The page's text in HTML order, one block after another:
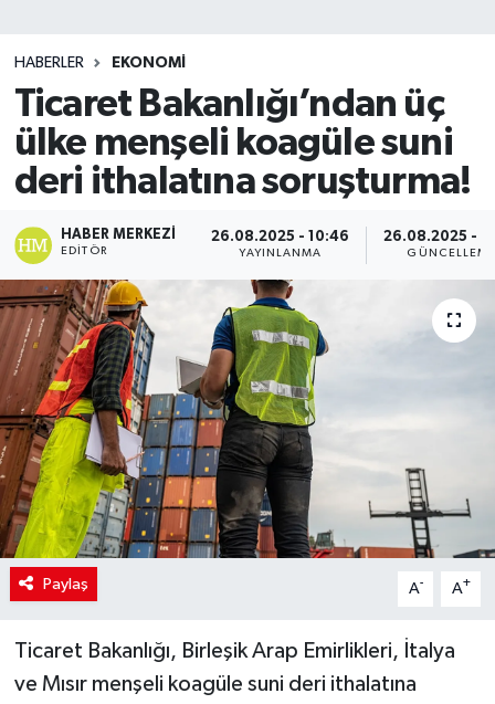
HABERLER EKONOMİ
Ticaret Bakanlığı’ndan üç
ülke menşeli koagüle suni
deri ithalatına soruşturma!
HABER MERKEZI
EDITÖR
26.08.2025 - 10:46
YAYINLANMA
26.08.2025 -
Paylaş A- A+
Ticaret Bakanlığı, Birleşik Arap Emirlikleri, İtalya
ve Mısır menşeli koagüle suni deri ithalatına
Teknoloji
TRABZON